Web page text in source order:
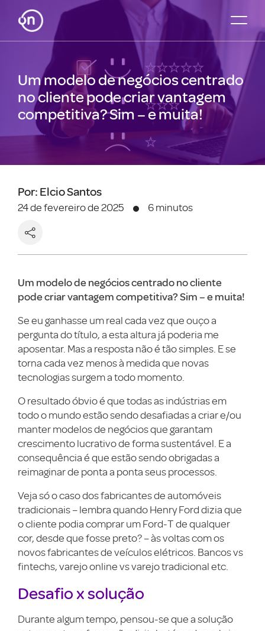
Um modelo de negócios centrado
no cliente pode criar vantagem
competitiva? Sim – e muita!
Por: Elcio Santos
24 de fevereiro de 2025 6 minutos
Um modelo de negócios centrado no cliente
pode criar vantagem competitiva? Sim – e muita!
Se eu ganhasse um real cada vez que ouço a
pergunta do título, a esta altura já poderia me
aposentar. Mas a resposta não é tão simples. E se
torna cada vez menos à medida que novas
tecnologias surgem a todo momento.
O resultado óbvio é que todas as indústrias em
todo o mundo estão sendo desafiadas a criar e/ou
manter modelos de negócios que garantam
crescimento lucrativo de forma sustentável. E a
consequência é que estão sendo obrigadas a
reimaginar de ponta a ponta seus processos.
Veja só o caso dos fabricantes de automóveis
tradicionais – lembra quando Henry Ford dizia que
o cliente podia comprar um Ford-T de qualquer
cor, desde que fosse preto? – às voltas com os
novos fabricantes de veículos elétricos. Bancos vs
fintechs, varejo online vs varejo tradicional etc.
Desafio x solução
Durante algum tempo, pensou-se que a solução